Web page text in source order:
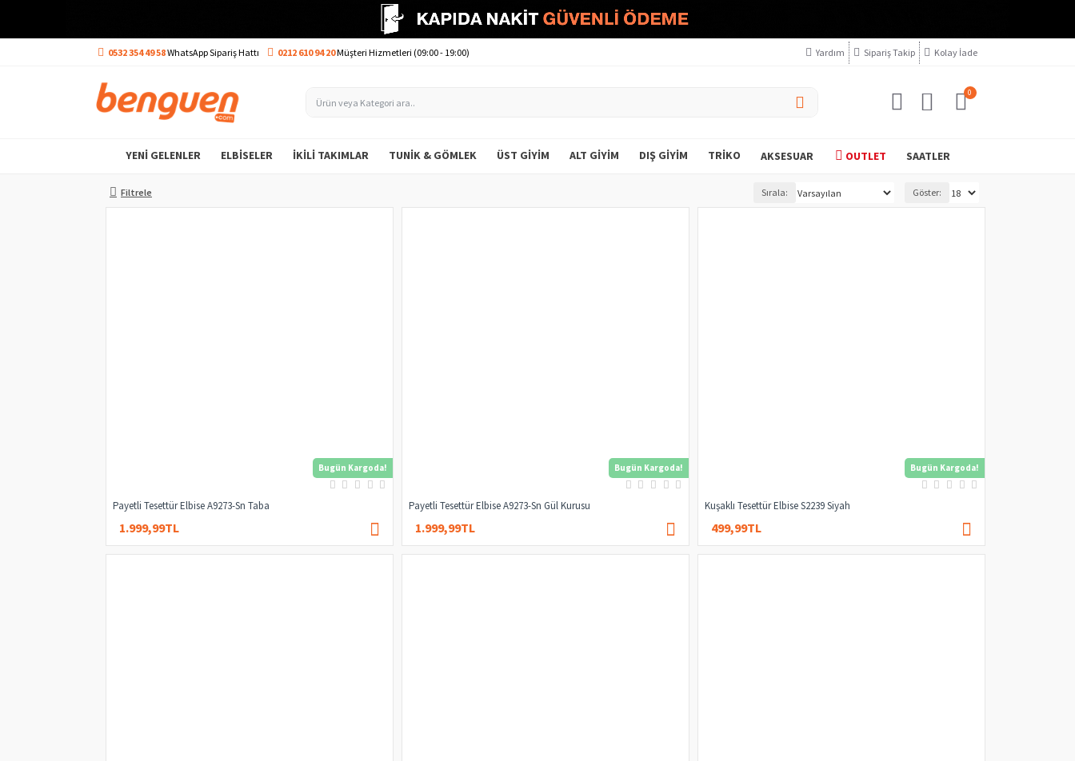
0532 354 49 58WhatsApp Sipariş Hattı 0212 610 94 20Müşteri Hizmetleri (09:00 - 19:00) Yardım Sipariş Takip Kolay İade
0
YENI GELENLER ELBISELER İKILI TAKIMLAR TUNIK & GÖMLEK ÜST GIYIM ALT GIYIM DIŞ GIYIM TRIKO AKSESUAR OUTLET SAATLER
Filtrele Sırala: Göster:
Bugün Kargoda!
Payetli Tesettür Elbise A9273-Sn Taba
1.999,99TL
Bugün Kargoda!
Payetli Tesettür Elbise A9273-Sn Gül Kurusu
1.999,99TL
Bugün Kargoda!
Kuşaklı Tesettür Elbise S2239 Siyah
499,99TL